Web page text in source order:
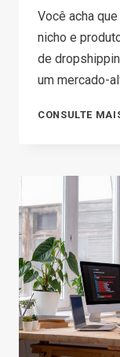
Você acha
nicho e
de
um mercado-
CONSULTE